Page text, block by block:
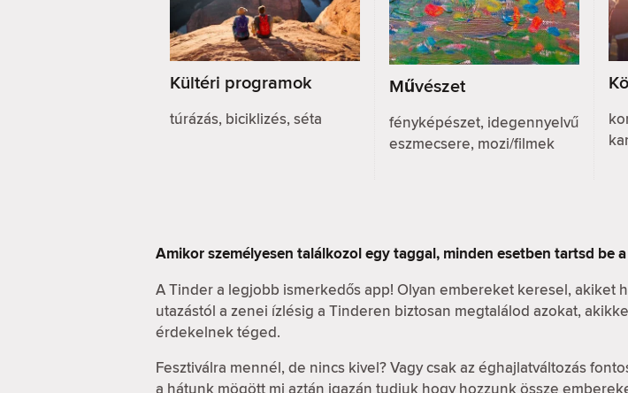
Kültéri programok
túrázás, biciklizés, séta
Művészet
fényképészet, idegennyelvű
eszmecsere, mozi/filmek
Amikor személyesen találkozol egy taggal, minden esetben tartsd be a
A Tinder a legjobb ismerkedős app! Olyan embereket keresel,
utazástól a zenei ízlésig a Tinderen biztosan megtalálod azokat,
érdekelnek téged.
Fesztiválra mennél, de nincs kivel? Vagy csak az éghajlatváltozás
a hátunk mögött mi aztán igazán tudjuk hogy hozzunk össze